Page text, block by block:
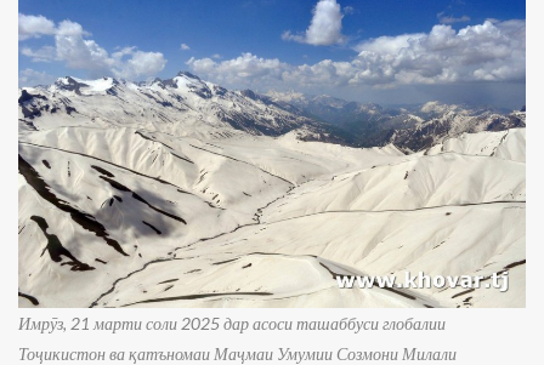
Имрӯз, 21 марти соли 2025 дар асоси ташаббуси глобалии
Тоҷикистон ва қатъномаи Маҷмаи Умумии Созмони Милали